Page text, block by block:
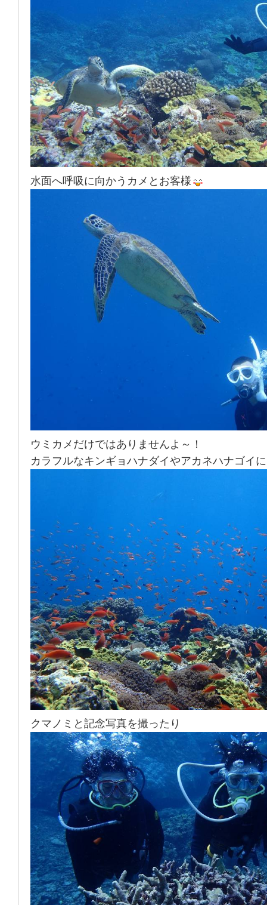
水面へ呼吸に向かうカメとお客様
ウミカメだけではありませんよ～！
カラフルなキンギョハナダイやアカネハナゴイ
クマノミと記念写真を撮ったり